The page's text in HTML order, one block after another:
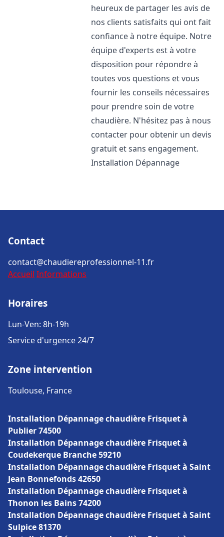
heureux de partager les avis de
nos clients satisfaits qui ont fait
confiance à notre équipe. Notre
équipe d'experts est à votre
disposition pour répondre à
toutes vos questions et vous
fournir les conseils nécessaires
pour prendre soin de votre
chaudière. N'hésitez pas à nous
contacter pour obtenir un devis
gratuit et sans engagement.
Installation Dépannage
Contact
contact@chaudiereprofessionnel-11.fr
Accueil Informations
Horaires
Lun-Ven: 8h-19h
Service d'urgence 24/7
Zone intervention
Toulouse, France
Installation Dépannage chaudière Frisquet à
Publier 74500
Installation Dépannage chaudière Frisquet à
Coudekerque Branche 59210
Installation Dépannage chaudière Frisquet à Saint
Jean Bonnefonds 42650
Installation Dépannage chaudière Frisquet à
Thonon les Bains 74200
Installation Dépannage chaudière Frisquet à Saint
Sulpice 81370